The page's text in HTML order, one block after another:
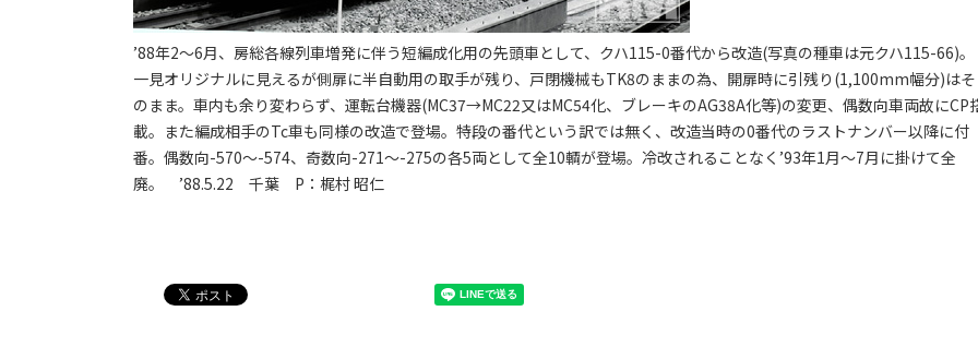
’88年2～6月、房総各線列車増発に伴う短編成化用の先頭車として、クハ115-0番代から改造(写真の種車は元クハ115-66)。
一見オリジナルに見えるが側扉に半自動用の取手が残り、戸閉機械もTK8のままの為、開扉時に引残り(1,100mm幅分)はそ
のまま。車内も余り変わらず、運転台機器(MC37→MC22又はMC54化、ブレーキのAG38A化等)の変更、偶数向車両故にCP
載。また編成相手のTc車も同様の改造で登場。特段の番代という訳では無く、改造当時の0番代のラストナンバー以降に付
番。偶数向-570～-574、奇数向-271～-275の各5両として全10輌が登場。冷改されることなく’93年1月～7月に掛けて全
廃。 ’88.5.22 千葉 P：梶村 昭仁